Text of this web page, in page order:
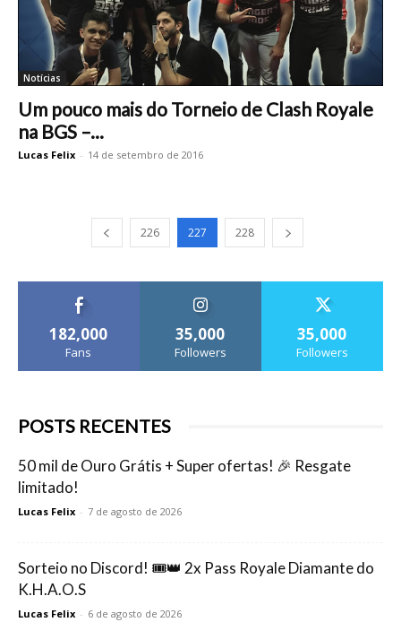
Notícias
Um pouco mais do Torneio de Clash Royale
na BGS –...
Lucas Felix - 14 de setembro de 2016
226 227 228
182,000
Fans
35,000
Followers
35,000
Followers
POSTS RECENTES
50 mil de Ouro Grátis + Super ofertas! 🎉 Resgate
limitado!
Lucas Felix - 7 de agosto de 2026
Sorteio no Discord! 🎟️👑 2x Pass Royale Diamante do
K.H.A.O.S
Lucas Felix - 6 de agosto de 2026